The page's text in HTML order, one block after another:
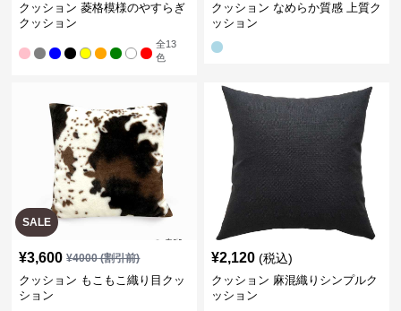
クッション 菱格模様のやすらぎ
クッション
全13
色
クッション なめらか質感 上質ク
ッション
SALE
¥3,600 ¥4000(割引前)
クッション もこもこ織り目クッ
ション
¥2,120 (税込)
クッション 麻混織りシンプルク
ッション